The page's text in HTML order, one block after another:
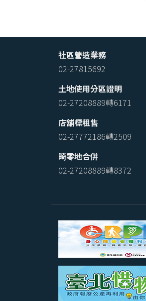
社區營造業務
02-27815692
土地使用分區證明
02-27208889轉6171
店舖標租售
02-27772186轉2509
畸零地合併
02-27208889轉8372